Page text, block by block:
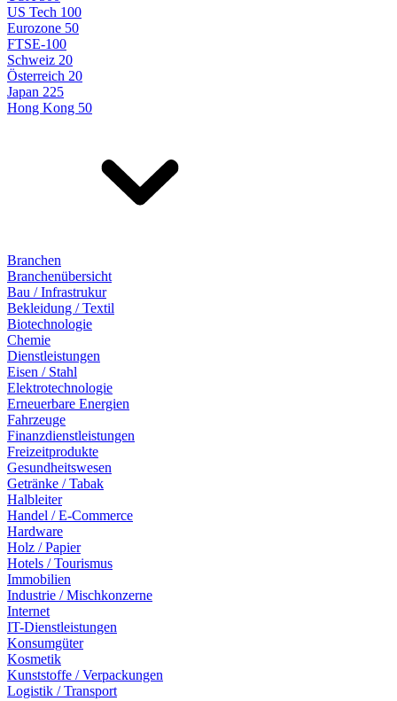
US Tech 100
Eurozone 50
FTSE-100
Schweiz 20
Österreich 20
Japan 225
Hong Kong 50
Branchen
Branchenübersicht
Bau / Infrastrukur
Bekleidung / Textil
Biotechnologie
Chemie
Dienstleistungen
Eisen / Stahl
Elektrotechnologie
Erneuerbare Energien
Fahrzeuge
Finanzdienstleistungen
Freizeitprodukte
Gesundheitswesen
Getränke / Tabak
Halbleiter
Handel / E-Commerce
Hardware
Holz / Papier
Hotels / Tourismus
Immobilien
Industrie / Mischkonzerne
Internet
IT-Dienstleistungen
Konsumgüter
Kosmetik
Kunststoffe / Verpackungen
Logistik / Transport